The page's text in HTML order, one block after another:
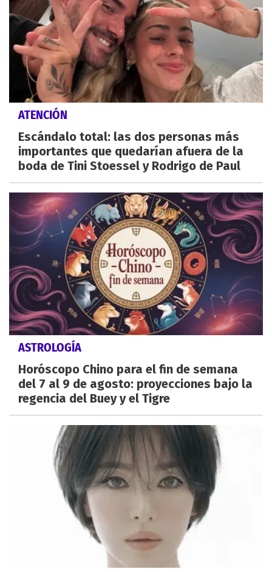
ATENCIÓN
Escándalo total: las dos personas más
importantes que quedarían afuera de la
boda de Tini Stoessel y Rodrigo de Paul
ASTROLOGÍA
Horóscopo Chino para el fin de semana
del 7 al 9 de agosto: proyecciones bajo la
regencia del Buey y el Tigre